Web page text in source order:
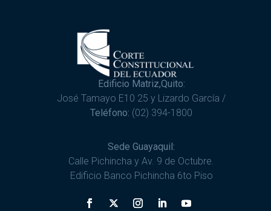
Edificio Matriz,Quito:
José Tamayo E10 25 y Lizardo García /
Teléfono: (02) 394-1800
Sede Guayaquil:
Calle Pichincha y Av. 9 de Octubre.
Edificio Banco Pichincha 6to Piso